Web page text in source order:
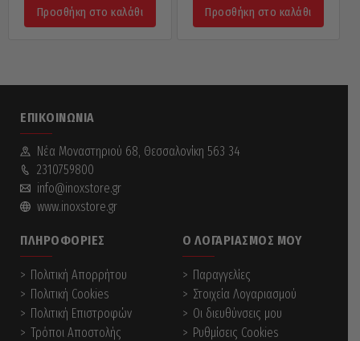
Προσθήκη στο καλάθι Προσθήκη στο καλάθι
ΕΠΙΚΟΙΝΩΝΊΑ
Νέα Mοναστηριού 68, Θεσσαλονίκη 563 34
2310759800
info@inoxstore.gr
www.inoxstore.gr
ΠΛΗΡΟΦΟΡΊΕΣ
Πολιτική Απορρήτου
Πολιτική Cookies
Πολιτική Επιστροφών
Τρόποι Αποστολής
Ο ΛΟΓΑΡΙΑΣΜΌΣ ΜΟΥ
Παραγγελίες
Στοιχεία Λογαριασμού
Οι διευθύνσεις μου
Ρυθμίσεις Cookies